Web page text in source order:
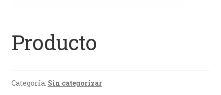
Producto
Categoría: Sin categorizar